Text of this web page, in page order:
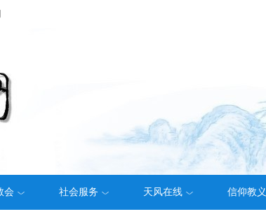
会 社会服务 天风在线 信仰教义